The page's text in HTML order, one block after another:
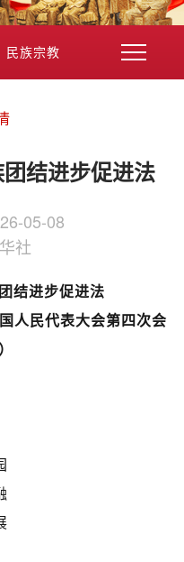
民族宗教
战历史文化
结进步促进法
05-08
社
结进步促进法
人民代表大会第四次会